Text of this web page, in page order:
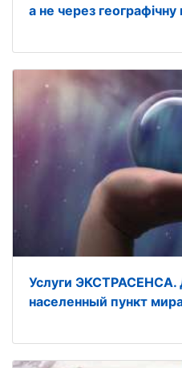
а не через географічну
Услуги ЭКСТРАСЕНСА.
населенный пункт